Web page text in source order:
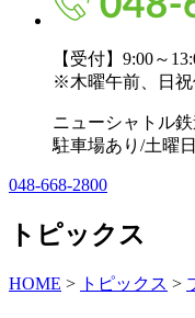
【受付】9:00～
※木曜午前、日祝
ニューシャトル
駐車場あり/土曜
048-668-2800
トピックス
HOME > トピックス >